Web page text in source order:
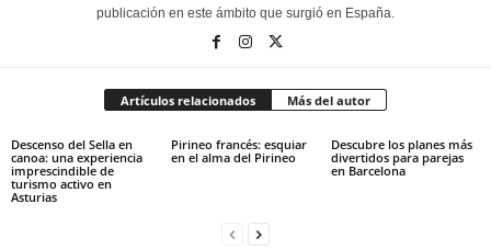
publicación en este ámbito que surgió en España.
Artículos relacionados Más del autor
Descenso del Sella en
canoa: una experiencia
imprescindible de
turismo activo en
Asturias
Pirineo francés: esquiar
en el alma del Pirineo
Descubre los planes más
divertidos para parejas
en Barcelona